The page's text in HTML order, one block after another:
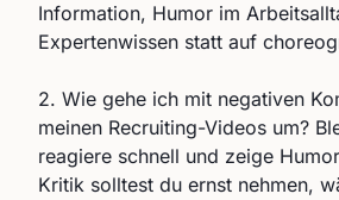
Information, Humor im
Expertenwissen statt auf
2. Wie gehe ich mit negativen
meinen Recruiting-Videos um?
reagiere schnell und zeige
Kritik solltest du ernst nehmen,